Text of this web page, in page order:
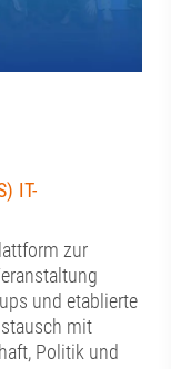
IT-
zur
und etablierte
mit
Politik und